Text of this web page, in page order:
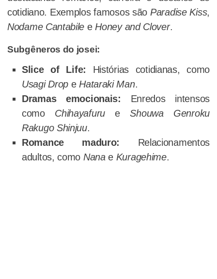
cotidiano. Exemplos famosos são Paradise Kiss,
Nodame Cantabile e Honey and Clover.
Subgêneros do josei:
Slice of Life: Histórias cotidianas, como
Usagi Drop e Hataraki Man.
Dramas emocionais: Enredos intensos
como ChihayafurueShouwa Genroku
Rakugo Shinjuu.
Romance maduro: Relacionamentos
adultos, como Nanae Kuragehime.